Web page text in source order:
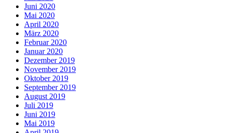
Juni 2020
Mai 2020
April 2020
März 2020
Februar 2020
Januar 2020
Dezember 2019
November 2019
Oktober 2019
September 2019
August 2019
Juli 2019
Juni 2019
Mai 2019